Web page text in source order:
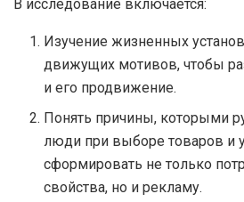
В исследование включается:
Изучение жизненных
движущих мотивов, чтобы
и его продвижение.
Понять причины, которыми
люди при выборе товаров и
сформировать не только
свойства, но и рекламу.